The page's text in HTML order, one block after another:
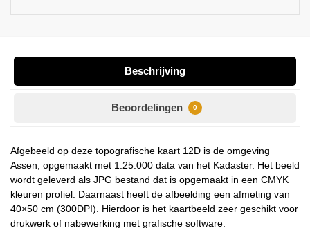
Beschrijving
Beoordelingen 0
Afgebeeld op deze topografische kaart 12D is de omgeving
Assen, opgemaakt met 1:25.000 data van het Kadaster. Het beeld
wordt geleverd als JPG bestand dat is opgemaakt in een CMYK
kleuren profiel. Daarnaast heeft de afbeelding een afmeting van
40×50 cm (300DPI). Hierdoor is het kaartbeeld zeer geschikt voor
drukwerk of nabewerking met grafische software.